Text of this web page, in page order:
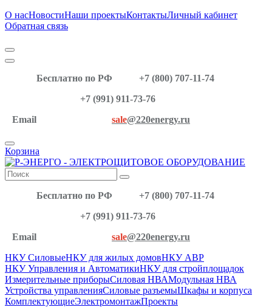
О насНовостиНаши проектыКонтактыЛичный кабинет
Обратная связь
Бесплатно по РФ
+7 (800) 707-11-74
+7 (991) 911-73-76
Email
sale@220energy.ru
Корзина
Бесплатно по РФ
+7 (800) 707-11-74
+7 (991) 911-73-76
Email
sale@220energy.ru
НКУ СиловыеНКУ для жилых домовНКУ АВР
НКУ Управления и АвтоматикиНКУ для стройплощадок
Измерительные приборыСиловая НВАМодульная НВА
Устройства управленияСиловые разъемыШкафы и корпуса
КомплектующиеЭлектромонтажПроекты